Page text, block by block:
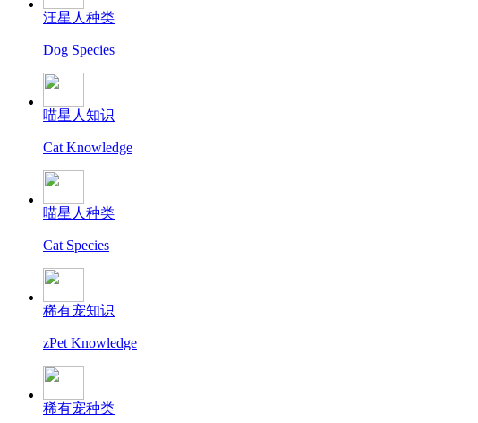
汪星人种类
Dog Species
喵星人知识
Cat Knowledge
喵星人种类
Cat Species
稀有宠知识
zPet Knowledge
稀有宠种类